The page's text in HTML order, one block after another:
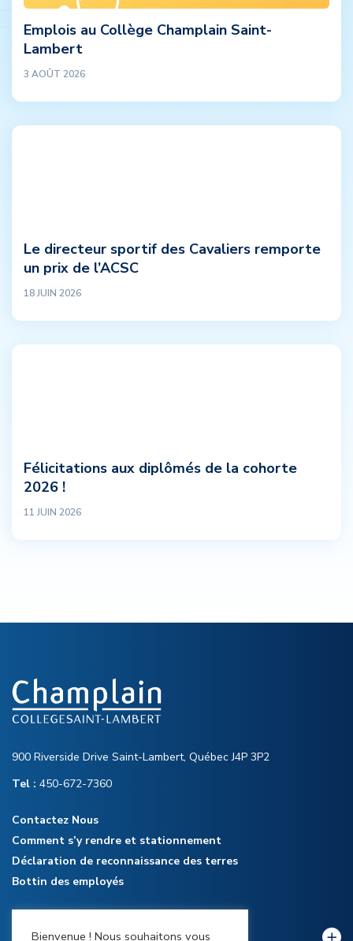
Emplois au Collège Champlain Saint-
Lambert
3 AOÛT 2026
Le directeur sportif des Cavaliers remporte
un prix de l’ACSC
18 JUIN 2026
Félicitations aux diplômés de la cohorte
2026 !
11 JUIN 2026
900 Riverside Drive Saint-Lambert, Québec J4P 3P2
Tel : 450-672-7360
Contactez Nous
Comment s’y rendre et stationnement
Déclaration de reconnaissance des terres
Bottin des employés
Notre collège
Bienvenue ! Nous souhaitons vous